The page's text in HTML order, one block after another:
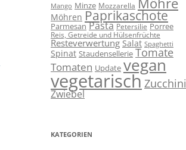
Mango Minze Mozzarella
Möhren Paprikaschote
Parmesan Pasta Petersilie Porree
Reis, Getreide und Hülsenfrüchte
Resteverwertung Salat Spaghetti
Spinat Staudensellerie Tomate
Tomaten Update vegan
vegetarischZucchini
Zwiebel
KATEGORIEN